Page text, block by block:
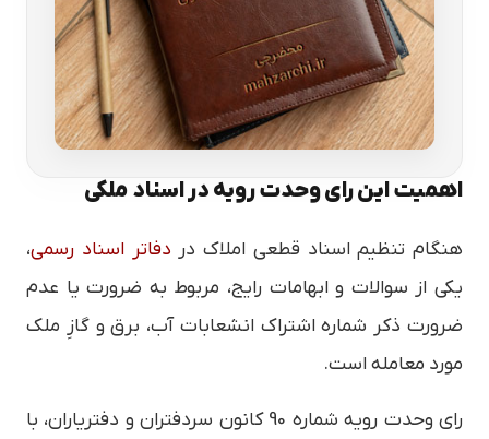
اهمیت این رای وحدت رویه در اسناد ملکی
هنگام تنظیم اسناد قطعی املاک در دفاتر اسناد رسمی،
یکی از سوالات و ابهامات رایج، مربوط به ضرورت یا عدم
ضرورت ذکر شماره اشتراک انشعابات آب، برق و گازِ ملک
مورد معامله است.
رای وحدت رویه شماره 90 کانون سردفتران و دفتریاران، با